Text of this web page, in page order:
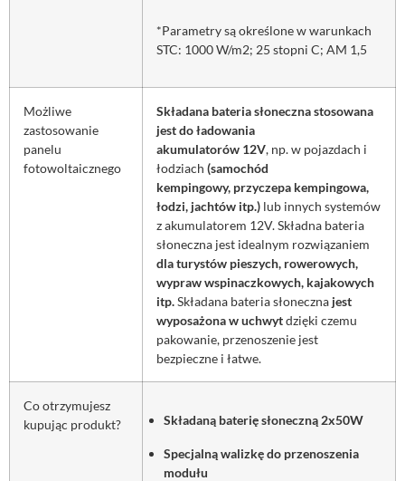
*Parametry są określone w warunkach
STC: 1000 W/m2; 25 stopni C; AM 1,5
Możliwe
zastosowanie
panelu
fotowoltaicznego
Składana bateria słoneczna stosowana
jest do ładowania
akumulatorów 12V, np. w pojazdach i
łodziach (samochód
kempingowy, przyczepa kempingowa,
łodzi, jachtów itp.) lub innych systemów
z akumulatorem 12V. Składna bateria
słoneczna jest idealnym rozwiązaniem
dla turystów pieszych, rowerowych,
wypraw wspinaczkowych, kajakowych
itp.Składana bateria słoneczna jest
wyposażona w uchwytdzięki czemu
pakowanie, przenoszenie jest
bezpieczne i łatwe.
Co otrzymujesz
kupując produkt?
Składaną baterię słoneczną 2x50W
Specjalną walizkę do przenoszenia
modułu